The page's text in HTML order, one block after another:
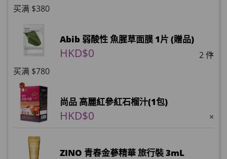
买满 $380
2 件
Abib 弱酸性 魚腥草面膜 1片 (贈品)
HKD$0
×
买满 $780
尚品 高麗紅參紅石榴汁(1包)
HKD$0 ×
ZINO 青春金蔘精華 旅行裝 3mL